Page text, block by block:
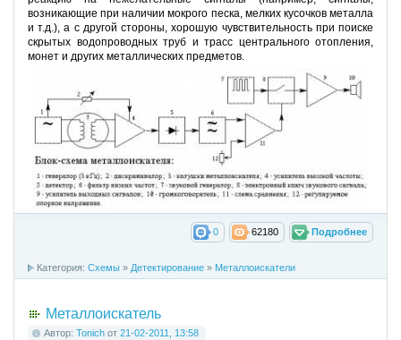
возникающие при наличии мокрого песка, мелких кусочков металла
и т.д.), а с другой стороны, хорошую чувствительность при поиске
скрытых водопроводных труб и трасс центрального отопления,
монет и других металлических предметов.
Подробнее
62180
0
Категория: Схемы » Детектирование » Металлоискатели
Металлоискатель
Автор: Tonich от 21-02-2011, 13:58